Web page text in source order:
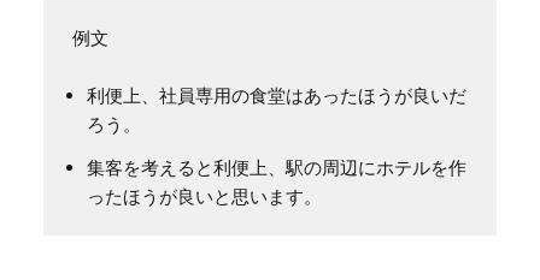
利便上、社員専用の食堂はあったほうが良いだ
ろう。
集客を考えると利便上、駅の周辺にホテルを作
ったほうが良いと思います。